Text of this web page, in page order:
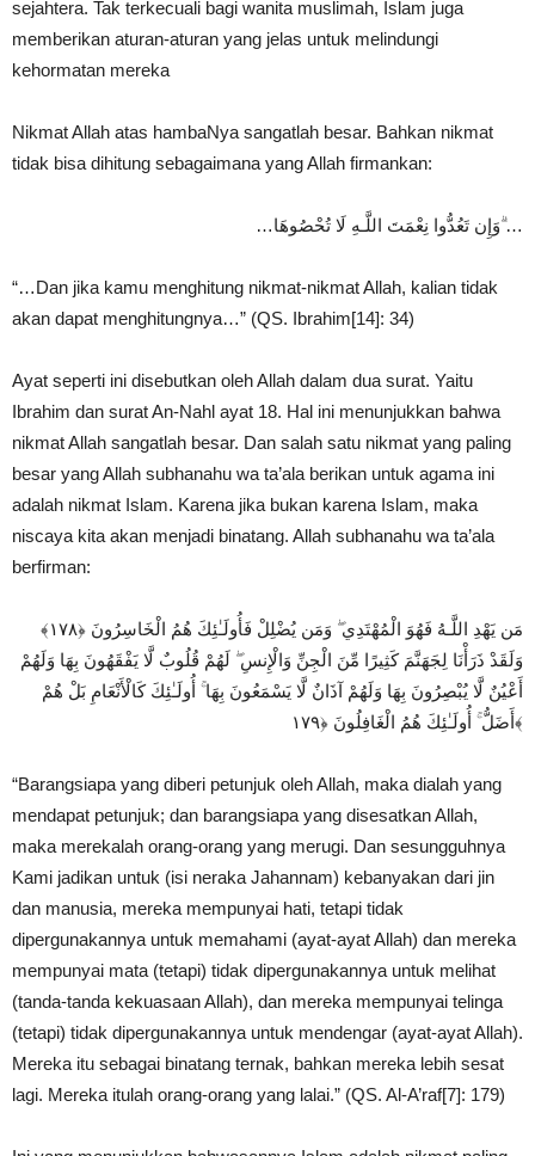
sejahtera. Tak terkecuali bagi wanita muslimah, Islam juga
memberikan aturan-aturan yang jelas untuk melindungi
kehormatan mereka
Nikmat Allah atas hambaNya sangatlah besar. Bahkan nikmat
tidak bisa dihitung sebagaimana yang Allah firmankan:
…وَإِن تَعُدُّوا نِعْمَتَ اللَّـهِ لَا تُحْصُوهَا ۗ…
“…Dan jika kamu menghitung nikmat-nikmat Allah, kalian tidak
akan dapat menghitungnya…” (QS. Ibrahim[14]: 34)
Ayat seperti ini disebutkan oleh Allah dalam dua surat. Yaitu
Ibrahim dan surat An-Nahl ayat 18. Hal ini menunjukkan bahwa
nikmat Allah sangatlah besar. Dan salah satu nikmat yang paling
besar yang Allah subhanahu wa ta’ala berikan untuk agama ini
adalah nikmat Islam. Karena jika bukan karena Islam, maka
niscaya kita akan menjadi binatang. Allah subhanahu wa ta’ala
berfirman:
مَن يَهْدِ اللَّـهُ فَهُوَ الْمُهْتَدِي ۖ وَمَن يُضْلِلْ فَأُولَـٰئِكَ هُمُ الْخَاسِرُونَ ﴿١٧٨﴾
وَلَقَدْ ذَرَأْنَا لِجَهَنَّمَ كَثِيرًا مِّنَ الْجِنِّ وَالْإِنسِ ۖ لَهُمْ قُلُوبٌ لَّا يَفْقَهُونَ بِهَا وَلَهُمْ
أَعْيُنٌ لَّا يُبْصِرُونَ بِهَا وَلَهُمْ آذَانٌ لَّا يَسْمَعُونَ بِهَا ۚ أُولَـٰئِكَ كَالْأَنْعَامِ بَلْ هُمْ
أَضَلُّ ۚ أُولَـٰئِكَ هُمُ الْغَافِلُونَ ﴿١٧٩﴾
“Barangsiapa yang diberi petunjuk oleh Allah, maka dialah yang
mendapat petunjuk; dan barangsiapa yang disesatkan Allah,
maka merekalah orang-orang yang merugi. Dan sesungguhnya
Kami jadikan untuk (isi neraka Jahannam) kebanyakan dari jin
dan manusia, mereka mempunyai hati, tetapi tidak
dipergunakannya untuk memahami (ayat-ayat Allah) dan mereka
mempunyai mata (tetapi) tidak dipergunakannya untuk melihat
(tanda-tanda kekuasaan Allah), dan mereka mempunyai telinga
(tetapi) tidak dipergunakannya untuk mendengar (ayat-ayat Allah).
Mereka itu sebagai binatang ternak, bahkan mereka lebih sesat
lagi. Mereka itulah orang-orang yang lalai.” (QS. Al-A’raf[7]: 179)